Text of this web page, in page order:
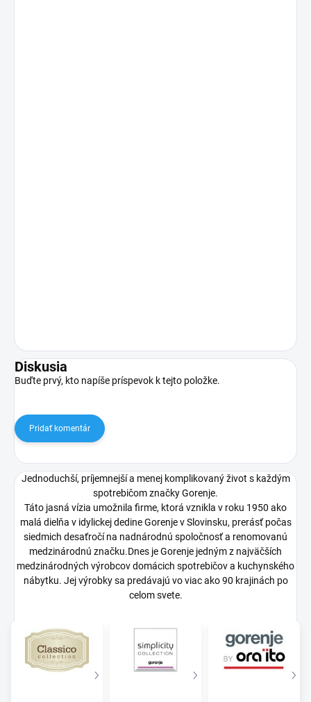
Diskusia
Buďte prvý, kto napíše príspevok k tejto položke.
Pridať komentár
Jednoduchší, príjemnejší a menej komplikovaný život s každým
spotrebičom značky Gorenje.
Táto jasná vízia umožnila firme, ktorá vznikla v roku 1950 ako
malá dielňa v idylickej dedine Gorenje v Slovinsku, prerásť počas
siedmich desaťročí na nadnárodnú spoločnosť a renomovanú
medzinárodnú značku.Dnes je Gorenje jedným z najväčších
medzinárodných výrobcov domácich spotrebičov a kuchynského
nábytku. Jej výrobky sa predávajú vo viac ako 90 krajinách po
celom svete.